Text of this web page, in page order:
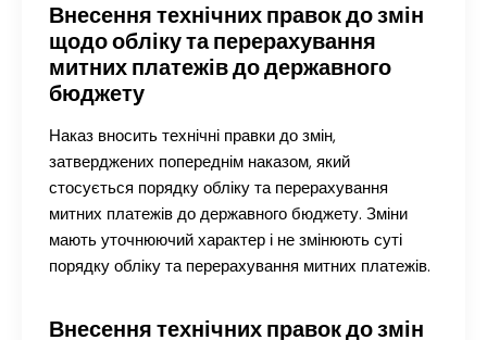
Внесення технічних правок до змін
щодо обліку та перерахування
митних платежів до державного
бюджету
Наказ вносить технічні правки до змін,
затверджених попереднім наказом, який
стосується порядку обліку та перерахування
митних платежів до державного бюджету. Зміни
мають уточнюючий характер і не змінюють суті
порядку обліку та перерахування митних платежів.
Внесення технічних правок до змін